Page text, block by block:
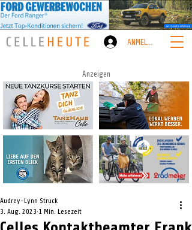
ANMELDEN
Anzeigen
Audrey-Lynn Struck
3. Aug. 2023 1 Min. Lesezeit